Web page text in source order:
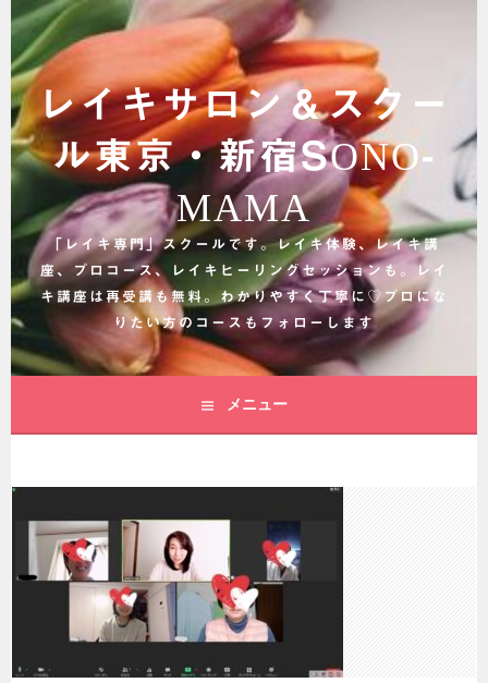
コ
ン
テ
ン
ツ
へ
ス
ッ
レイキサロン＆スクー
ル東京・新宿SONO-
MAMA
「レイキ専門」スクールです。レイキ体験、レイキ講
座、プロコース、レイキヒーリングセッションも。レイ
キ講座は再受講も無料。わかりやすく丁寧に♡プロにな
りたい方のコースもフォローします
メニュー